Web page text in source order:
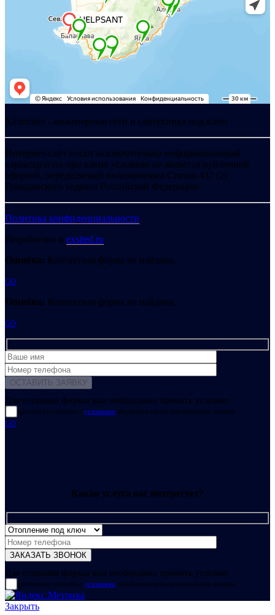
Хелпсант - инженерные сети и сантехника под ключ
Интернет-сайт носит исключительно информационный
характер и ни при каких условиях не является публичной
офертой, определяемой положениями Статьи 437 (2)
Гражданского кодекса Российской Федерации.
Политика конфиденциальности
Разработано в exsited.ru
Ошибка: Контактная форма не найдена.
GO
Ошибка: Контактная форма не найдена.
GO
Для отправки формы вам необходимо принять условия:
прочитал и согласен с условиями обработки своих персональных данных
GO
Какая услуга вас интересует?
Для отправки формы вам необходимо принять условия:
прочитал и согласен с условиями обработки своих персональных данных
Закрыть